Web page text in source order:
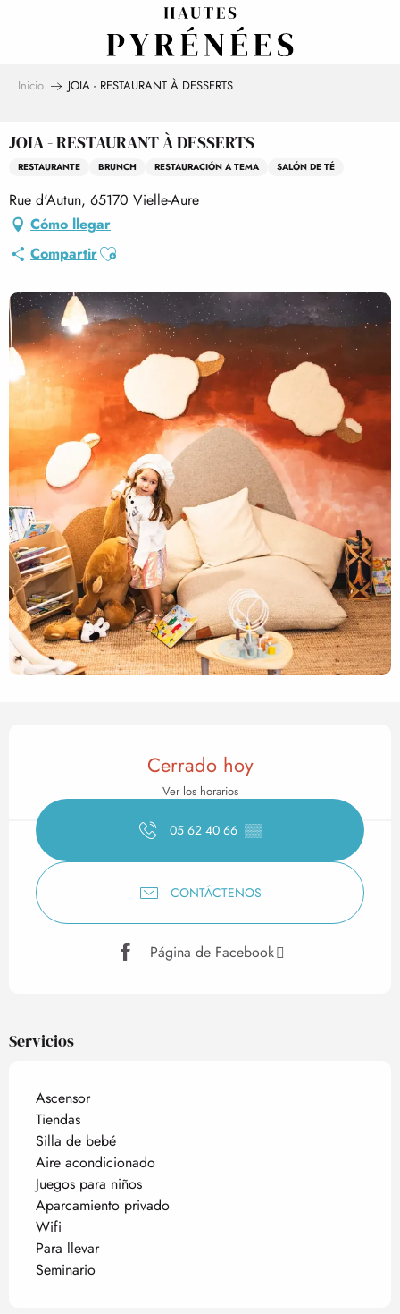
Inicio JOIA - RESTAURANT À DESSERTS
JOIA - RESTAURANT À DESSERTS
RESTAURANTE BRUNCH RESTAURACIÓN A TEMA SALÓN DE TÉ
Rue d'Autun, 65170 Vielle-Aure
Cómo llegar
CompartirAjouter aux favoris
Horarios y datos de
Cerrado hoy
Ver los horarios
05 62 40 66 ▒▒
CONTÁCTENOS
Página de Facebook
Servicios
Ascensor
Tiendas
Silla de bebé
Aire acondicionado
Juegos para niños
Aparcamiento privado
Wifi
Para llevar
Seminario